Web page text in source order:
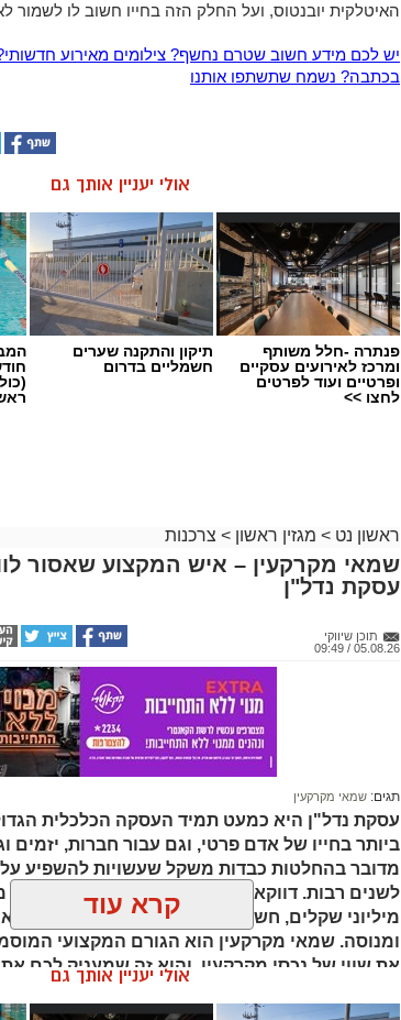
האיטלקית יובנטוס, ועל החלק הזה בחייו חשוב לו לשמור
יש לכם מידע חשוב שטרם נחשף? צילומים מאירוע
בכתבה? נשמח שתשתפו אותנו
אולי יעניין אותך גם
פנתרה -חלל משותף
ומרכז לאירועים עסקיים
ופרטיים ועוד לפרטים
לחצו >>
תיקון והתקנה שערים
חשמליים בדרום
ראשון נט > מגזין ראשון > צרכנות
שמאי מקרקעין – איש המקצוע שאסור
עסקת נדל"ן
תוכן שיווקי
05.08.26 / 09:49
תגים: שמאי מקרקעין
עסקת נדל"ן היא כמעט תמיד העסקה הכלכלית
ביותר בחייו של אדם פרטי, וגם עבור חברות, יזמים
מדובר בהחלטות כבדות משקל שעשויות להשפיע על
לשנים רבות. דווקא ברגעים שבהם מונחים על הכף
מיליוני שקלים, חשוב שיעמוד לצידכם איש מקצוע
ומנוסה. שמאי מקרקעין הוא הגורם המקצועי
את שווי של נכסי מקרקעין, והוא זה שמעניק לכם
החלטות מבוססות, שקולות ובטוחות.
קרא עוד
אולי יעניין אותך גם